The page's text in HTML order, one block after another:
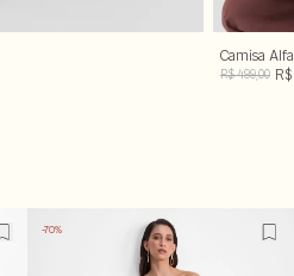
Camisa
R$ 499,00
-70%